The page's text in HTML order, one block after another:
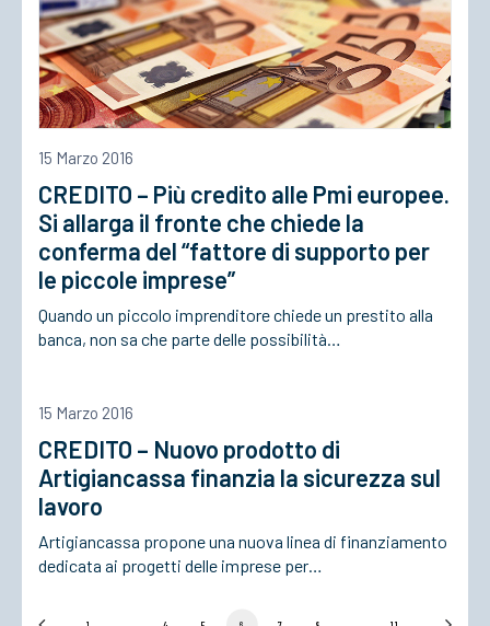
15 Marzo 2016
CREDITO – Più credito alle Pmi europee.
Si allarga il fronte che chiede la
conferma del “fattore di supporto per
le piccole imprese”
Quando un piccolo imprenditore chiede un prestito alla
banca, non sa che parte delle possibilità…
15 Marzo 2016
CREDITO – Nuovo prodotto di
Artigiancassa finanzia la sicurezza sul
lavoro
Artigiancassa propone una nuova linea di finanziamento
dedicata ai progetti delle imprese per…